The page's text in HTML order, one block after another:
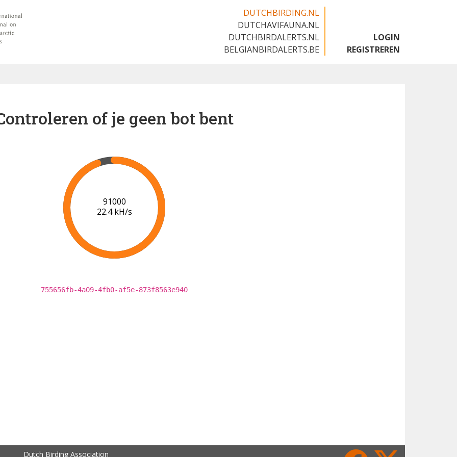
DUTCHBIRDING.NL
DUTCHAVIFAUNA.NL
DUTCHBIRDALERTS.NL
BELGIANBIRDALERTS.BE
LOGIN
REGISTREREN
of je geen bot bent
98000
22.0 kH/s
755656fb-4a09-4fb0-af5e-873f8563e940
Dutch Birding Association